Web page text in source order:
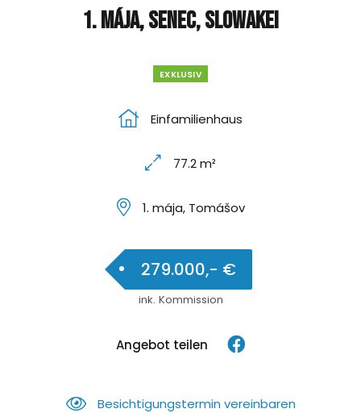
1. mája, Senec, Slowakei
EXKLUSIV
Einfamilienhaus
77.2 m²
1. mája, Tomášov
279.000,- €
ink. Kommission
Angebot teilen
Besichtigungstermin vereinbaren